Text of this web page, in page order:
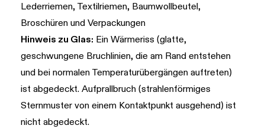
Lederriemen, Textilriemen, Baumwollbeutel,
Broschüren und Verpackungen
Hinweis zu Glas: Ein Wärmeriss (glatte,
geschwungene Bruchlinien, die am Rand entstehen
und bei normalen Temperaturübergängen auftreten)
ist abgedeckt. Aufprallbruch (strahlenförmiges
Sternmuster von einem Kontaktpunkt ausgehend) ist
nicht abgedeckt.